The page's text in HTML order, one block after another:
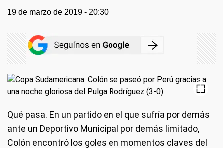
19 de marzo de 2019 - 20:30
Qué pasa. En un partido en el que sufría por demás
ante un Deportivo Municipal por demás limitado,
Colón encontró los goles en momentos claves del